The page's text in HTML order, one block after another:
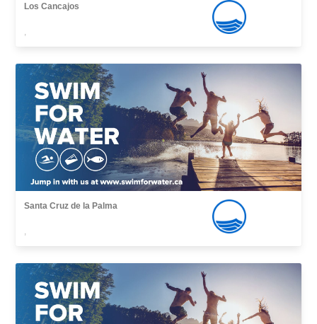
Los Cancajos
,
Santa Cruz de la Palma
,